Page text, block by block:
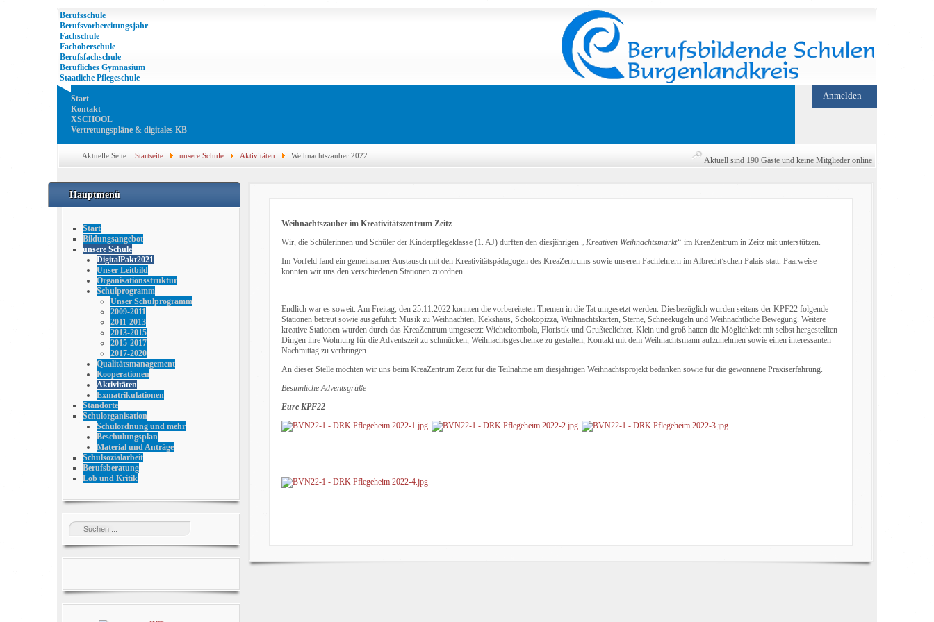
Berufsschule
Berufsvorbereitungsjahr
Fachschule
Fachoberschule
Berufsfachschule
Berufliches Gymnasium
Staatliche Pflegeschule
Start
Kontakt
XSCHOOL
Vertretungspläne & digitales KB
Anmelden
Aktuelle Seite:Startseite unsere Schule Aktivitäten Weihnachtszauber 2022 Aktuell sind 190 Gäste und keine Mitglieder online
Hauptmenü
Start
Bildungsangebot
unsere Schule
DigitalPakt2021
Unser Leitbild
Organisationsstruktur
Schulprogramm
Unser Schulprogramm
2009-2011
2011-2013
2013-2015
2015-2017
2017-2020
Qualitätsmanagement
Kooperationen
Aktivitäten
Exmatrikulationen
Standorte
Schulorganisation
Schulordnung und mehr
Beschulungsplan
Material und Anträge
Schulsozialarbeit
Berufsberatung
Lob und Kritik
Weihnachtszauber im Kreativitätszentrum Zeitz
Wir, die Schülerinnen und Schüler der Kinderpflegeklasse (1. AJ) durften den diesjährigen
„Kreativen Weihnachtsmarkt“ im KreaZentrum in Zeitz mit unterstützen.
Im Vorfeld fand ein gemeinsamer Austausch mit den Kreativitätspädagogen des KreaZentrums sowie unseren Fachlehrern im Albrecht’schen Palais statt. Paarweise
konnten wir uns den verschiedenen Stationen zuordnen.
Endlich war es soweit. Am Freitag, den 25.11.2022 konnten die vorbereiteten Themen in die Tat umgesetzt werden. Diesbezüglich wurden seitens der KPF22 folgende
Stationen betreut sowie ausgeführt: Musik zu Weihnachten, Kekshaus, Schokopizza, Weihnachtskarten, Sterne, Schneekugeln und Weihnachtliche Bewegung. Weitere
kreative Stationen wurden durch das KreaZentrum umgesetzt: Wichteltombola, Floristik und Grußteelichter. Klein und groß hatten die Möglichkeit mit selbst hergestellten
Dingen ihre Wohnung für die Adventszeit zu schmücken, Weihnachtsgeschenke zu gestalten, Kontakt mit dem Weihnachtsmann aufzunehmen sowie einen interessanten
Nachmittag zu verbringen.
An dieser Stelle möchten wir uns beim KreaZentrum Zeitz für die Teilnahme am diesjährigen Weihnachtsprojekt bedanken sowie für die gewonnene Praxiserfahrung.
Besinnliche Adventsgrüße
Eure KPF22